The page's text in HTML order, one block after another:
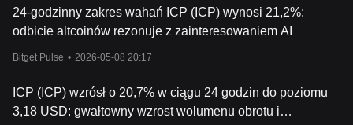
- Uczestnictwo w zarządzaniu: Posiadacze tokenów mogą
zablokować swoje ICP, aby tworzyć neurony, co pozwala im
uczestni czyć w zdecentralizowanym zarządzaniu siecią poprzez
głosowanie, wpływając w ten sposób na kierunek sieci.
za cykle obliczeniowe w sieci, umożliwiając obsługę smart
kontraktów i innych zdece
ntralizowanych aplikacji,
- Zachęty ekonomiczne: Węzły w sieci są nagradzane tokenami
24-godzinny zakres wahań ICP (ICP) wynosi 21,2%:
odbicie altcoinów rezonuje z zainteresowaniem AI
Bitget Pulse • 2026-05-08 20:17
ICP (ICP) wzrósł o 20,7% w ciągu 24 godzin do poziomu
3,18 USD: gwałtowny wzrost wolumenu obrotu i